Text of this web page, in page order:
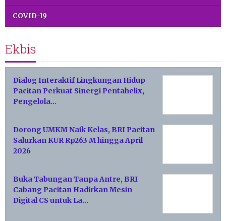
COVID-19
Ekbis
Dialog Interaktif Lingkungan Hidup
Pacitan Perkuat Sinergi Pentahelix,
Pengelola…
Dorong UMKM Naik Kelas, BRI Pacitan
Salurkan KUR Rp263 M hingga April
2026
Buka Tabungan Tanpa Antre, BRI
Cabang Pacitan Hadirkan Mesin
Digital CS untuk La…